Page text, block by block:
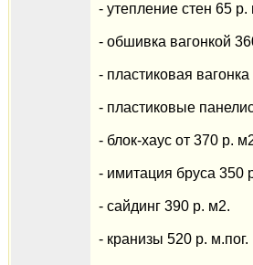
- утепление стен 65 р.
- обшивка вагонкой
- пластиковая
- пластиковые
- блок-хаус от 370 р.
- имитация бруса 350
- сайдинг 390 р. м2.
- кранизы 520 р. м.пог.